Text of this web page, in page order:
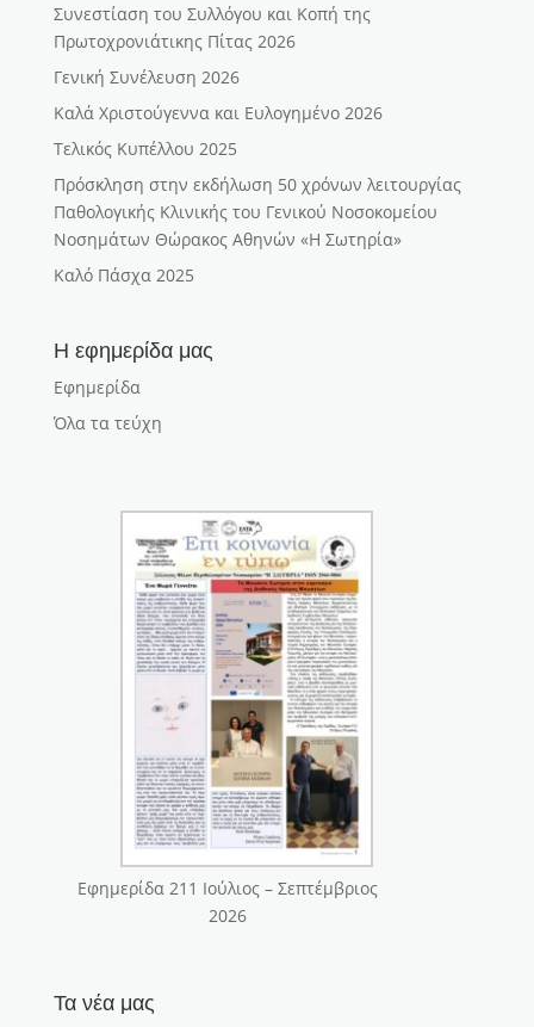
Συνεστίαση του Συλλόγου και Κοπή της
Πρωτοχρονιάτικης Πίτας 2026
Γενική Συνέλευση 2026
Καλά Χριστούγεννα και Ευλογημένο 2026
Τελικός Κυπέλλου 2025
Πρόσκληση στην εκδήλωση 50 χρόνων λειτουργίας
Παθολογικής Κλινικής του Γενικού Νοσοκομείου
Νοσημάτων Θώρακος Αθηνών «Η Σωτηρία»
Καλό Πάσχα 2025
Η εφημερίδα μας
Εφημερίδα
Όλα τα τεύχη
Εφημερίδα 211 Ιούλιος – Σεπτέμβριος
2026
Τα νέα μας